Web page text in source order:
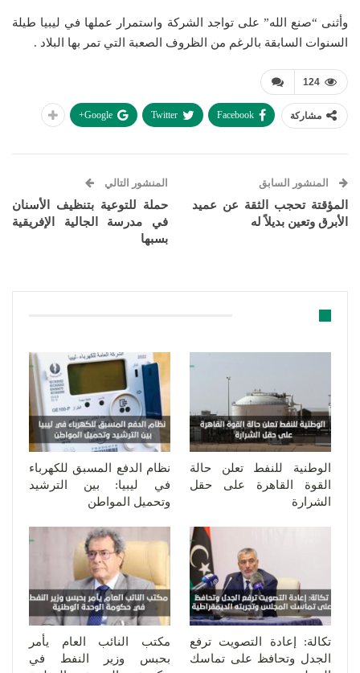
وأثنى “صنع الله” على تواجد الشركة واستمرار عملها في ليبيا طيلة
السنوات السابقة بالرغم من الظروف الصعبة التي تمر بها البلاد .
124
مشاركة Facebook
Twitter
Google+
المنشور السابق
المؤقتة تحجب الثقة عن عميد
الأبرق وتعين بديلاً له
المنشور التالي
حملة للتوعية بتنظيف الأسنان
في مدرسة الجالية الإفريقية
بسبها
الوطنية للنفط تعلن حالة
القوة القاهرة على حقل
الشرارة
نظام الدفع المسبق للكهرباء
في ليبيا: بين الترشيد
وتحميل المواطن
تكالة: إعادة التصويت ترفع
الجدل وتحافظ على تماسك
مكتب النائب العام يأمر
بحبس وزير النفط في